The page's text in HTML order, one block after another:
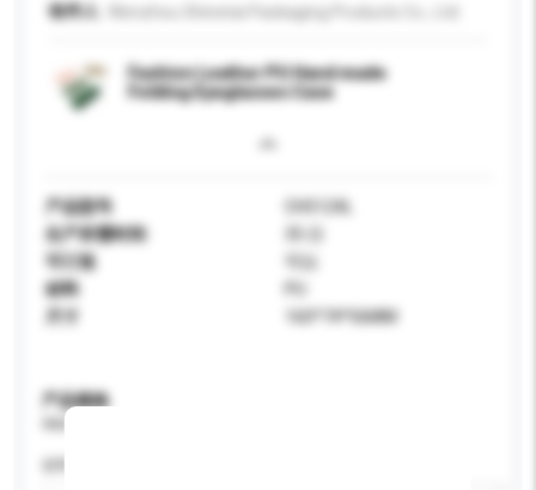
收件人
Fashion Leather PU Hand made
Folding Eyeglasses Case
产品型号
CH5124L
生产所需时间
可订造
可以
材料
160*74*56MM
产品规格